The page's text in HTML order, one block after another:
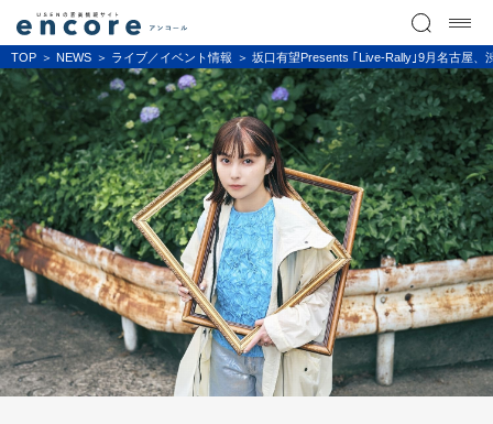
TOP NEWS ライブ／イベント情報 坂口有望Presents ｢Live-Rally｣9月名古屋、